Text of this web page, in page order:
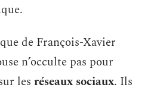
de François-Xavier
n’occulte pas pour
les réseaux sociaux. Ils